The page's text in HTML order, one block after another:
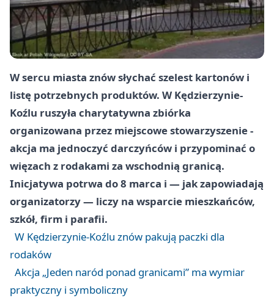
W sercu miasta znów słychać szelest kartonów i
listę potrzebnych produktów. W Kędzierzynie-
Koźlu ruszyła charytatywna zbiórka
organizowana przez miejscowe stowarzyszenie -
akcja ma jednoczyć darczyńców i przypominać o
więzach z rodakami za wschodnią granicą.
Inicjatywa potrwa do 8 marca i — jak zapowiadają
organizatorzy — liczy na wsparcie mieszkańców,
szkół, firm i parafii.
W Kędzierzynie-Koźlu znów pakują paczki dla
rodaków
Akcja „Jeden naród ponad granicami” ma wymiar
praktyczny i symboliczny